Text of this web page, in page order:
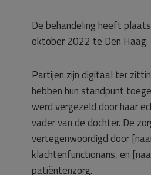
De behandeling heeft
oktober 2022 te Den Haag.
Partijen zijn digitaal ter
hebben hun standpunt
werd vergezeld door haar
vader van de dochter. De
vertegenwoordigd door
klachtenfunctionaris, en
patiëntenzorg.